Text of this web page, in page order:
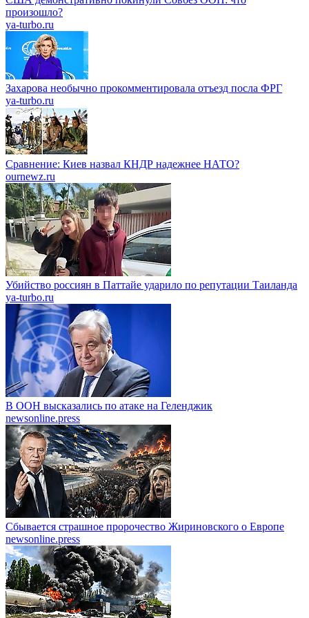
произошло?
ya-turbo.ru
Захарова необычно прокомментировала отъезд посла ФРГ
ya-turbo.ru
Сравнение: Киев назвал КНДР надежнее НАТО?
ournewz.ru
Убийство россиян в Паттайе ударило по репутации Таиланда
ya-turbo.ru
В ООН высказались по атаке на Геленджик
newsonline.press
Сбывается страшное пророчество Жириновского о Европе
newsonline.press